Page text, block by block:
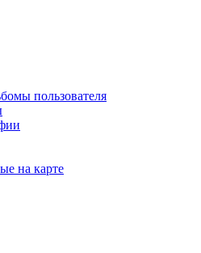
пользователя
на карте